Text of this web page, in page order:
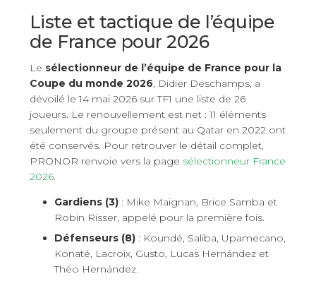
Liste et tactique de l’équipe
de France pour 2026
Le sélectionneur de l’équipe de France pour la
Coupe du monde 2026, Didier Deschamps, a
dévoilé le 14 mai 2026 sur TF1 une liste de 26
joueurs. Le renouvellement est net : 11 éléments
seulement du groupe présent au Qatar en 2022 ont
été conservés. Pour retrouver le détail complet,
PRONOR renvoie vers la page sélectionneur France
2026.
Gardiens (3) : Mike Maignan, Brice Samba et
Robin Risser, appelé pour la première fois.
Défenseurs (8) : Koundé, Saliba, Upamecano,
Konaté, Lacroix, Gusto, Lucas Hernández et
Théo Hernández.